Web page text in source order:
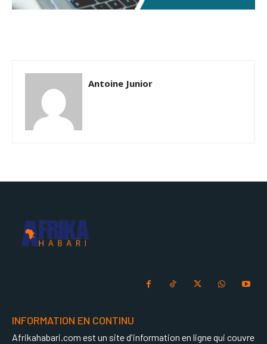
Antoine Junior
INFORMATION EN CONTINU
Afrikahabari.com est un site d'information en ligne qui couvre